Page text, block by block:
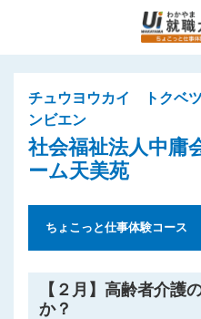
チュウヨウカイ トクベ
ンビエン
社会福祉法人中
ーム天美苑
ちょこっと仕事体験コース
【２月】高齢者介護
か？